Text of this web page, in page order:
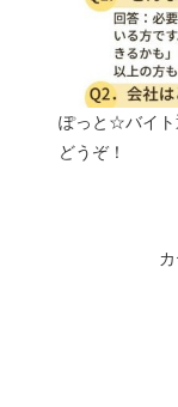
ぽっと☆バイ
どうぞ！